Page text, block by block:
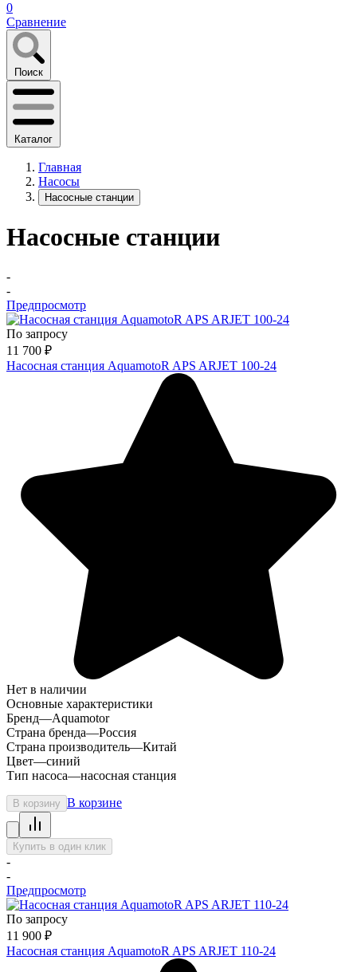
0
Сравнение
Поиск
Каталог
Главная
Насосы
Насосные станции
Насосные станции
-
-
Предпросмотр
По запросу
11 700 ₽
Насосная станция AquamotoR APS ARJET 100-24
Нет в наличии
Основные характеристики
Бренд—Aquamotor
Страна бренда—Россия
Страна производитель—Китай
Цвет—синий
Тип насоса—насосная станция
В корзину В корзине
Купить в один клик
-
-
Предпросмотр
По запросу
11 900 ₽
Насосная станция AquamotoR APS ARJET 110-24